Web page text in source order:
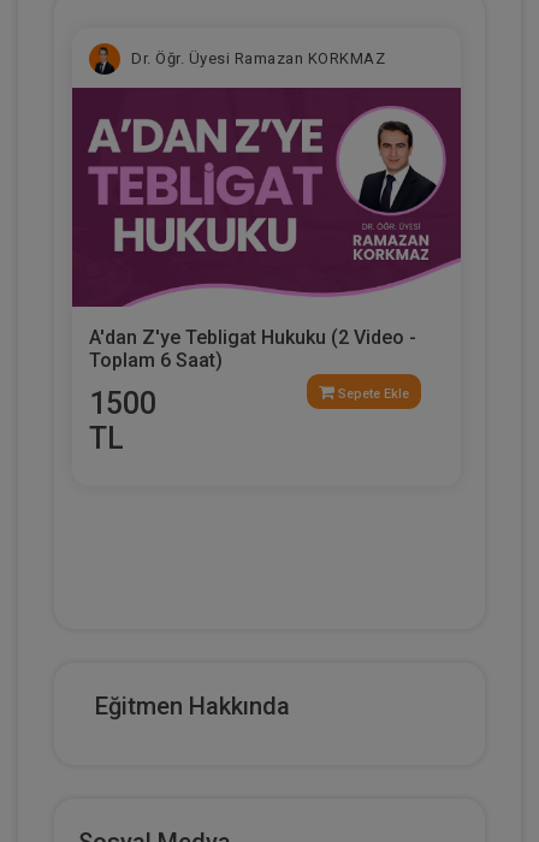
Dr. Öğr. Üyesi Ramazan KORKMAZ
A'dan Z'ye Tebligat Hukuku (2 Video -
Toplam 6 Saat)
1500
TL
Sepete Ekle
Eğitmen Hakkında